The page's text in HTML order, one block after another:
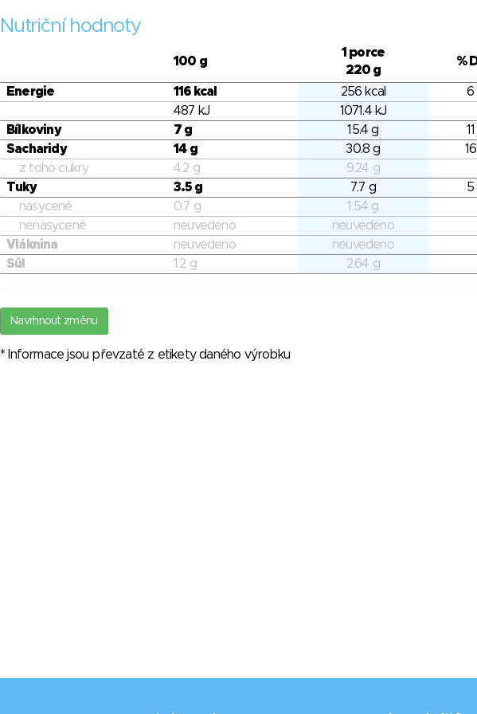
Nutriční hodnoty
100 g
1 porce
220 g
%
Energie 116 kcal 256 kcal
6
487 kJ
1071.4 kJ
Bílkoviny
7 g 15.4 g
Sacharidy
14 g 30.8 g
z toho cukry
4.2 g
9.24 g
Tuky
3.5 g 7.7 g
5
nasycené
0.7 g
1.54 g
nenasycené
neuvedeno
neuvedeno
Vláknina
neuvedeno
neuvedeno
Sůl
1.2 g 2.64 g
Navrhnout změnu
* Informace jsou převzaté z etikety daného výrobku